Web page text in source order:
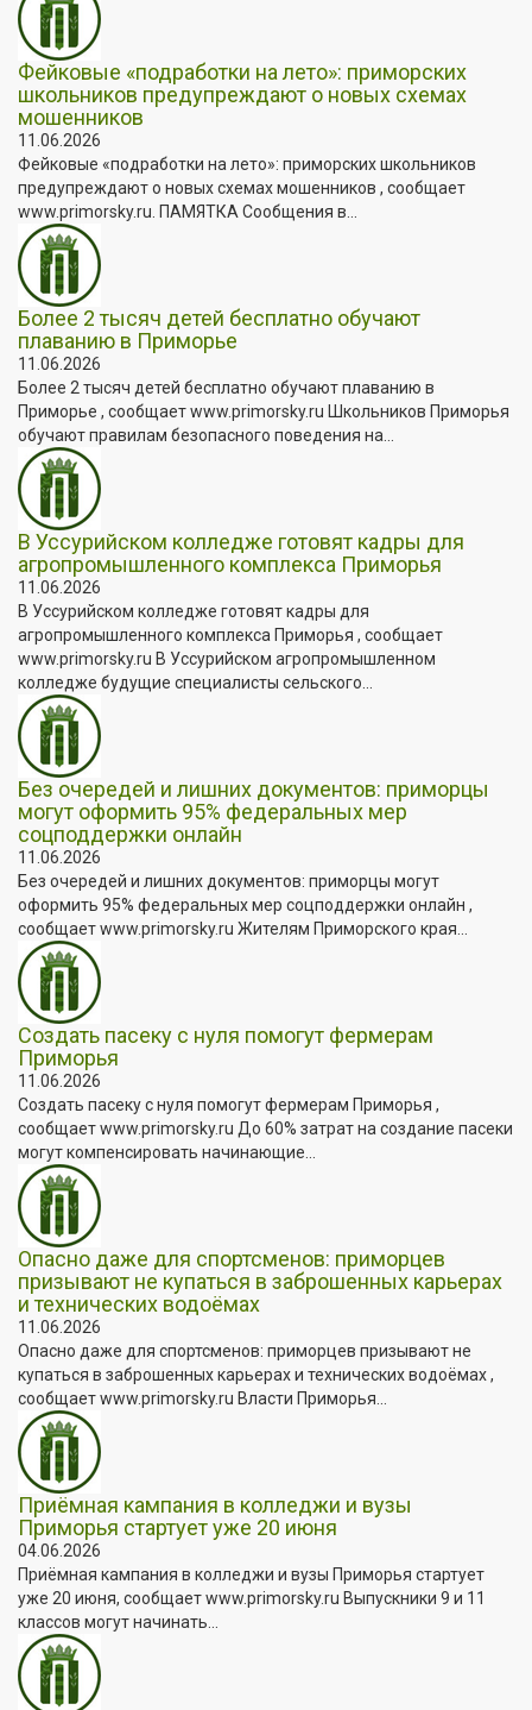
Фейковые «подработки на лето»: приморских
школьников предупреждают о новых схемах
мошенников
11.06.2026
Фейковые «подработки на лето»: приморских школьников
предупреждают о новых схемах мошенников , сообщает
www.primorsky.ru. ПАМЯТКА Сообщения в...
Более 2 тысяч детей бесплатно обучают
плаванию в Приморье
11.06.2026
Более 2 тысяч детей бесплатно обучают плаванию в
Приморье , сообщает www.primorsky.ru Школьников Приморья
обучают правилам безопасного поведения на...
В Уссурийском колледже готовят кадры для
агропромышленного комплекса Приморья
11.06.2026
В Уссурийском колледже готовят кадры для
агропромышленного комплекса Приморья , сообщает
www.primorsky.ru В Уссурийском агропромышленном
колледже будущие специалисты сельского...
Без очередей и лишних документов: приморцы
могут оформить 95% федеральных мер
соцподдержки онлайн
11.06.2026
Без очередей и лишних документов: приморцы могут
оформить 95% федеральных мер соцподдержки онлайн ,
сообщает www.primorsky.ru Жителям Приморского края...
Создать пасеку с нуля помогут фермерам
Приморья
11.06.2026
Создать пасеку с нуля помогут фермерам Приморья ,
сообщает www.primorsky.ru До 60% затрат на создание пасеки
могут компенсировать начинающие...
Опасно даже для спортсменов: приморцев
призывают не купаться в заброшенных карьерах
и технических водоёмах
11.06.2026
Опасно даже для спортсменов: приморцев призывают не
купаться в заброшенных карьерах и технических водоёмах ,
сообщает www.primorsky.ru Власти Приморья...
Приёмная кампания в колледжи и вузы
Приморья стартует уже 20 июня
04.06.2026
Приёмная кампания в колледжи и вузы Приморья стартует
уже 20 июня, сообщает www.primorsky.ru Выпускники 9 и 11
классов могут начинать...